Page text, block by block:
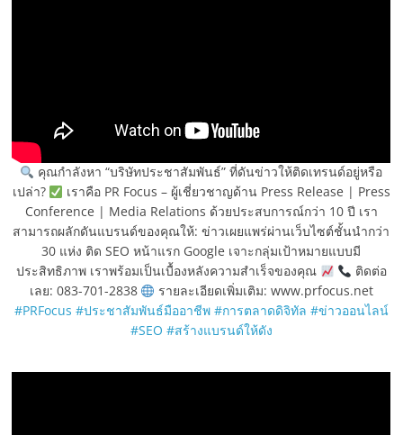
คุณกำลังหา “บริษัทประชาสัมพันธ์” ที่ดันข่าวให้ติดเทรนด์อยู่หรือ
เปล่า?
เราคือ PR Focus – ผู้เชี่ยวชาญด้าน Press Release | Press
Conference | Media Relations ด้วยประสบการณ์กว่า 10 ปี เรา
สามารถผลักดันแบรนด์ของคุณให้: ข่าวเผยแพร่ผ่านเว็บไซต์ชั้นนำกว่า
30 แห่ง ติด SEO หน้าแรก Google เจาะกลุ่มเป้าหมายแบบมี
ประสิทธิภาพ เราพร้อมเป็นเบื้องหลังความสำเร็จของคุณ
ติดต่อ
เลย: 083-701-2838
รายละเอียดเพิ่มเติม: www.prfocus.net
#PRFocus #ประชาสัมพันธ์มืออาชีพ #การตลาดดิจิทัล #ข่าวออนไลน์
#SEO #สร้างแบรนด์ให้ดัง